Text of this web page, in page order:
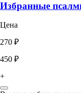
Избранные
Цена
270 ₽
450 ₽
+